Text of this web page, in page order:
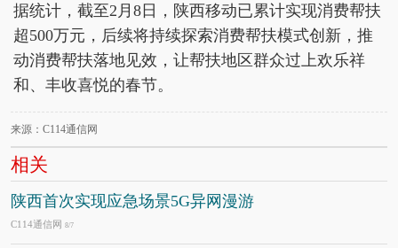
据统计，截至2月8日，陕西移动已累计实现消费帮扶
超500万元，后续将持续探索消费帮扶模式创新，推
动消费帮扶落地见效，让帮扶地区群众过上欢乐祥
和、丰收喜悦的春节。
来源：C114通信网
相关
陕西首次实现应急场景5G异网漫游
C114通信网 8/7